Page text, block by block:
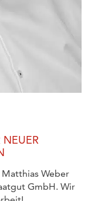
NEUER
Weber
GmbH. Wir